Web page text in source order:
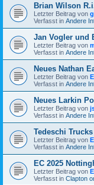
Brian Wilson
Letzter Beitrag von
Verfasst in Andere
Jan Vogler und
Letzter Beitrag von
Verfasst in Andere
Neues Nathan
Letzter Beitrag von
Verfasst in Andere
Neues Larkin
Letzter Beitrag von
Verfasst in Andere
Tedeschi
Letzter Beitrag von
Verfasst in Andere
EC 2025
Letzter Beitrag von
Verfasst in Clapton